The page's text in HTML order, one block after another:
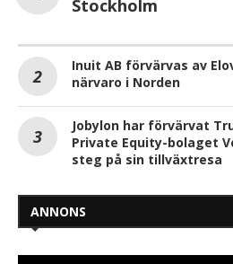
Stockholm
Inuit AB förvärvas av
närvaro i Norden
Jobylon har förvärvat
Private Equity-bolaget
steg på sin tillväxtresa
ANNONS